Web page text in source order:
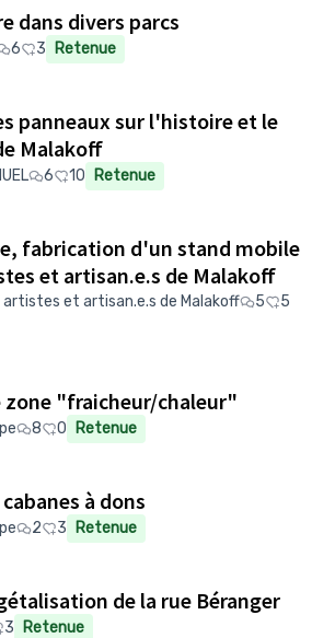
dans divers parcs
6 3 Retenue
panneaux sur l'histoire et le
Malakoff
6 10 Retenue
fabrication d'un stand mobile
et artisan.e.s de Malakoff
et artisan.e.s de Malakoff 5
5
zone "fraicheur/chaleur"
8 0 Retenue
à dons
2 3 Retenue
de la rue Béranger
3 Retenue